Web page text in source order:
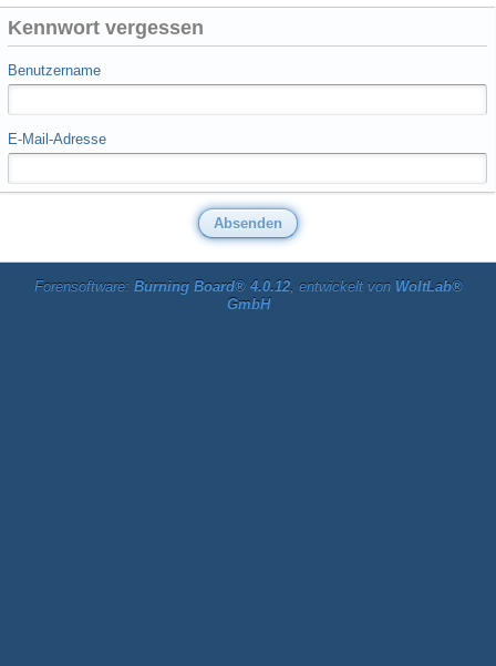
Kennwort vergessen
Benutzername
E-Mail-Adresse
Forensoftware: Burning Board® 4.0.12, entwickelt von WoltLab®
GmbH